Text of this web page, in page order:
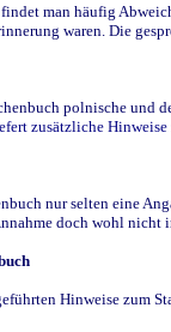
man häufig
waren. Die
polnische und
zusätzliche Hinweise
nur selten eine
doch wohl nicht
Hinweise zum